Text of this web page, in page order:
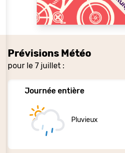
Prévisions Météo
pour le 7 juillet :
Journée entière
Pluvieux